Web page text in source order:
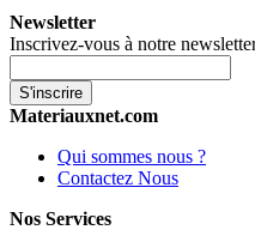
Newsletter
Inscrivez-vous à notre
S'inscrire
Materiauxnet.com
Qui sommes nous ?
Contactez Nous
Nos Services